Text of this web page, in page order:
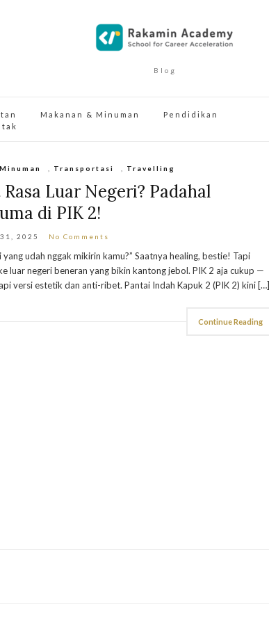
Blog
Makanan & Minuman
Pendidikan
Transportasi Travelling
Luar Negeri? Padahal
di PIK 2!
2025 No Comments
udah nggak mikirin kamu?” Saatnya healing, bestie! Tapi
luar negeri beneran yang bikin kantong jebol. PIK 2 aja cukup —
versi estetik dan anti-ribet. Pantai Indah Kapuk 2 (PIK 2) kini […]
Continue Reading